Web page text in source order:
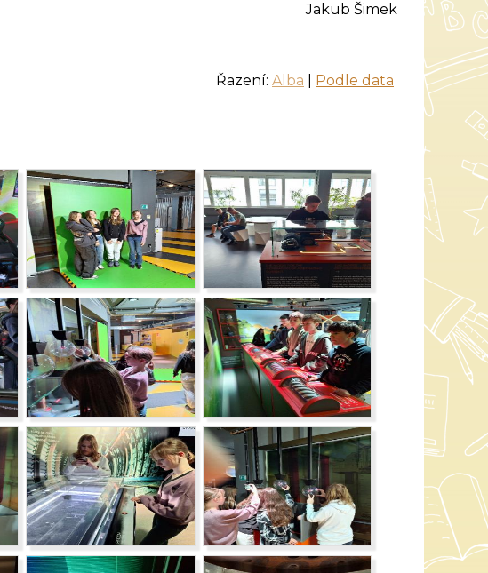
Jakub Šimek
Řazení: Alba Podle data